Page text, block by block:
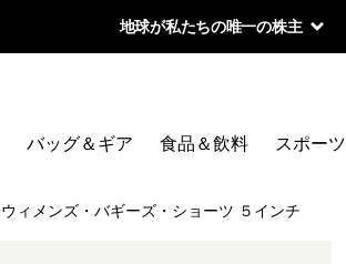
地球が私たちの唯一の株主
バッグ＆ギア 食品＆飲料 スポーツ
ウィメンズ・バギーズ・ショーツ ５インチ